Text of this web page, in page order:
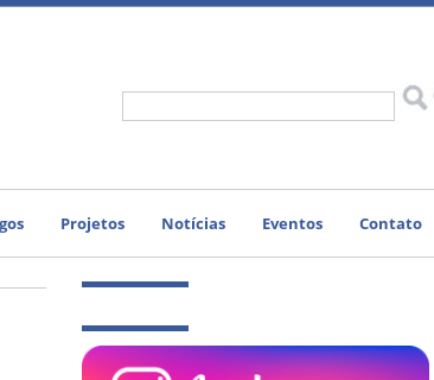
Projetos Notícias Eventos Contato